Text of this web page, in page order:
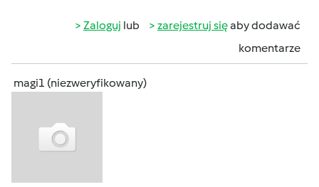
Zaloguj lub zarejestruj sięaby dodawać
komentarze
magi1 (niezweryfikowany)